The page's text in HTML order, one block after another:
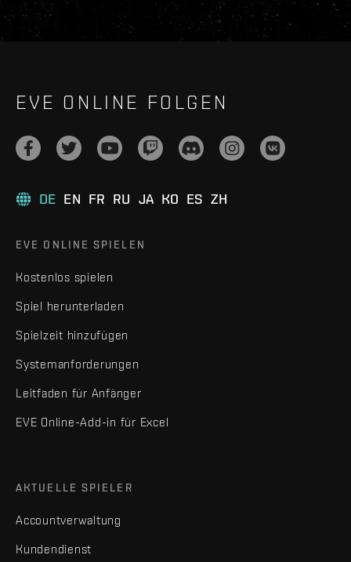
EVE ONLINE FOLGEN
DE EN FR RU JA KO ES ZH
EVE ONLINE SPIELEN
Kostenlos spielen
Spiel herunterladen
Spielzeit hinzufügen
Systemanforderungen
Leitfaden für Anfänger
EVE Online-Add-in für Excel
AKTUELLE SPIELER
Accountverwaltung
Kundendienst